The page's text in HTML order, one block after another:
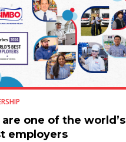
are one of the world’s
employers